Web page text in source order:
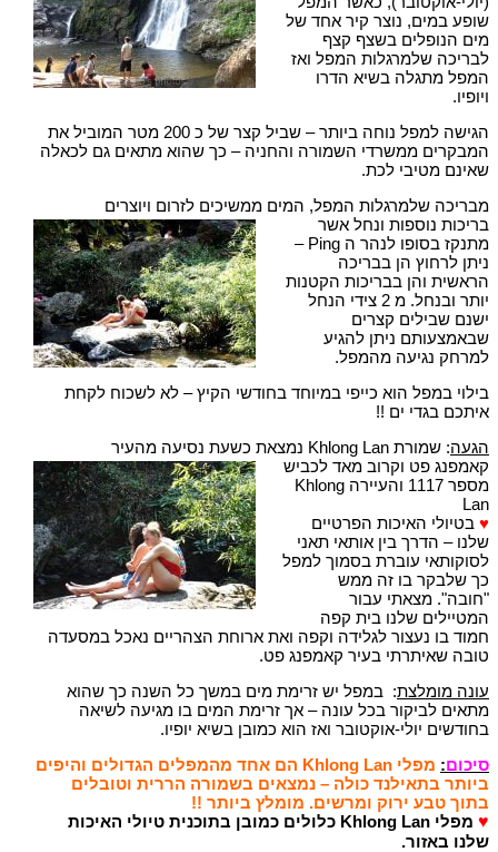
שופע במים, נוצר קיר אחד של
מים הנופלים בשצף קצף
לבריכה שלמרגלות המפל ואז
המפל מתגלה בשיא הדרו
ויופיו.
הגישה למפל נוחה ביותר – שביל קצר של כ 200 מטר המוביל את
המבקרים ממשרדי השמורה והחניה – כך שהוא מתאים גם לכאלה
שאינם מטיבי לכת.
מבריכה שלמרגלות המפל, המים ממשיכים לזרום ויוצרים
בריכות נוספות ונחל אשר
מתנקז בסופו לנהר ה Ping –
ניתן לרחוץ הן בבריכה
הראשית והן בבריכות הקטנות
יותר ובנחל. מ 2 צידי הנחל
ישנם שבילים קצרים
שבאמצעותם ניתן להגיע
למרחק נגיעה מהמפל.
בילוי במפל הוא כייפי במיוחד בחודשי הקיץ – לא לשכוח לקחת
איתכם בגדי ים !!
הגעה: שמורת Khlong Lan נמצאת כשעת נסיעה מהעיר
קאמפנג פט וקרוב מאד לכביש
מספר 1117 והעיירה Khlong
Lan
♥ בטיולי האיכות הפרטיים
שלנו – הדרך בין אותאי תאני
לסוקותאי עוברת בסמוך למפל
כך שלבקר בו זה ממש
"חובה". מצאתי עבור
המטיילים שלנו בית קפה
חמוד בו נעצור לגלידה וקפה ואת ארוחת הצהריים נאכל במסעדה
טובה שאיתרתי בעיר קאמפנג פט.
עונה מומלצת: במפל יש זרימת מים במשך כל השנה כך שהוא
מתאים לביקור בכל עונה – אך זרימת המים בו מגיעה לשיאה
בחודשים יולי-אוקטובר ואז הוא כמובן בשיא יופיו.
סיכום:
מפלי Khlong Lan הם אחד מהמפלים הגדולים והיפים
ביותר בתאילנד כולה – נמצאים בשמורה הררית וטובלים
בתוך טבע ירוק ומרשים. מומלץ ביותר !!
♥
מפלי Khlong Lan כלולים כמובן בתוכנית טיולי האיכות
שלנו באזור.